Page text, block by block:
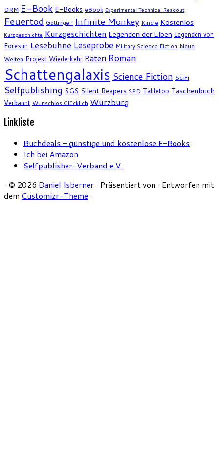
DRM E-Book E-Books eBook Experimental Technical Readout
Feuertod Göttingen Infinite Monkey Kindle Kostenlos
Kurzgeschichte Kurzgeschichten Legenden der Elben Legenden von
Foresun Lesebühne Leseprobe Military Science Fiction Neue
Welten Projekt Wiederkehr Rateri Roman
Schattengalaxis Science Fiction SciFi
Selfpublishing SGS Silent Reapers SPD Tabletop Taschenbuch
Verbannt Wunschlos Glücklich Würzburg
Linkliste
Buchdeals – günstige und kostenlose E-Books
Ich bei Amazon
Selfpublisher-Verband e.V.
· © 2026 Daniel Isberner · Präsentiert von · Entworfen mit
dem Customizr-Theme ·